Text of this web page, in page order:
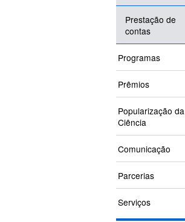
Prestação de
contas
Programas
Prêmios
Popularização da
Ciência
Comunicação
Parcerias
Serviços